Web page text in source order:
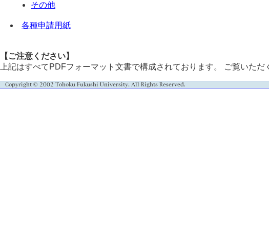
その他
各種申請用紙
【ご注意ください】
上記はすべてPDFフォーマット文書で構成されております。 ご覧いただ